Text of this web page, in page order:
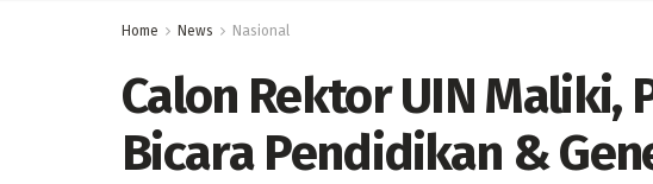
Home News Nasional
Calon Rektor UIN Maliki,
Bicara Pendidikan &